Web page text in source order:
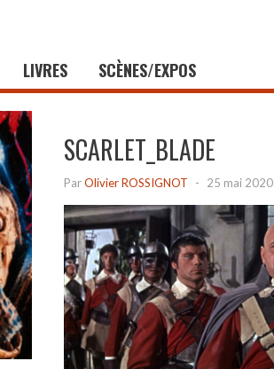
LIVRES SCÈNES/EXPOS
SCARLET_BLADE
ParOlivier ROSSIGNOT - 25 mai 2020